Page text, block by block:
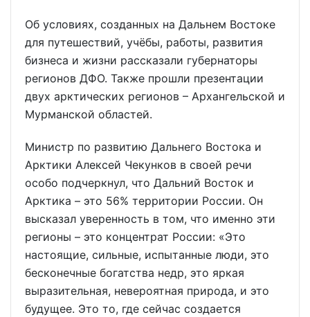
Об условиях, созданных на Дальнем Востоке
для путешествий, учёбы, работы, развития
бизнеса и жизни рассказали губернаторы
регионов ДФО. Также прошли презентации
двух арктических регионов – Архангельской и
Мурманской областей.
Министр по развитию Дальнего Востока и
Арктики Алексей Чекунков в своей речи
особо подчеркнул, что Дальний Восток и
Арктика – это 56% территории России. Он
высказал уверенность в том, что именно эти
регионы – это концентрат России: «Это
настоящие, сильные, испытанные люди, это
бесконечные богатства недр, это яркая
выразительная, невероятная природа, и это
будущее. Это то, где сейчас создается